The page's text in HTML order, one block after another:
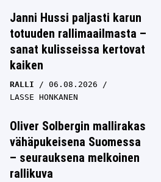
Janni Hussi paljasti karun
totuuden rallimaailmasta –
sanat kulisseissa kertovat
kaiken
RALLI
06.08.2026
LASSE HONKANEN
Oliver Solbergin mallirakas
vähäpukeisena Suomessa
– seurauksena melkoinen
rallikuva